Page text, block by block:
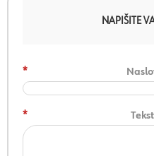
NAPIŠITE
*
*